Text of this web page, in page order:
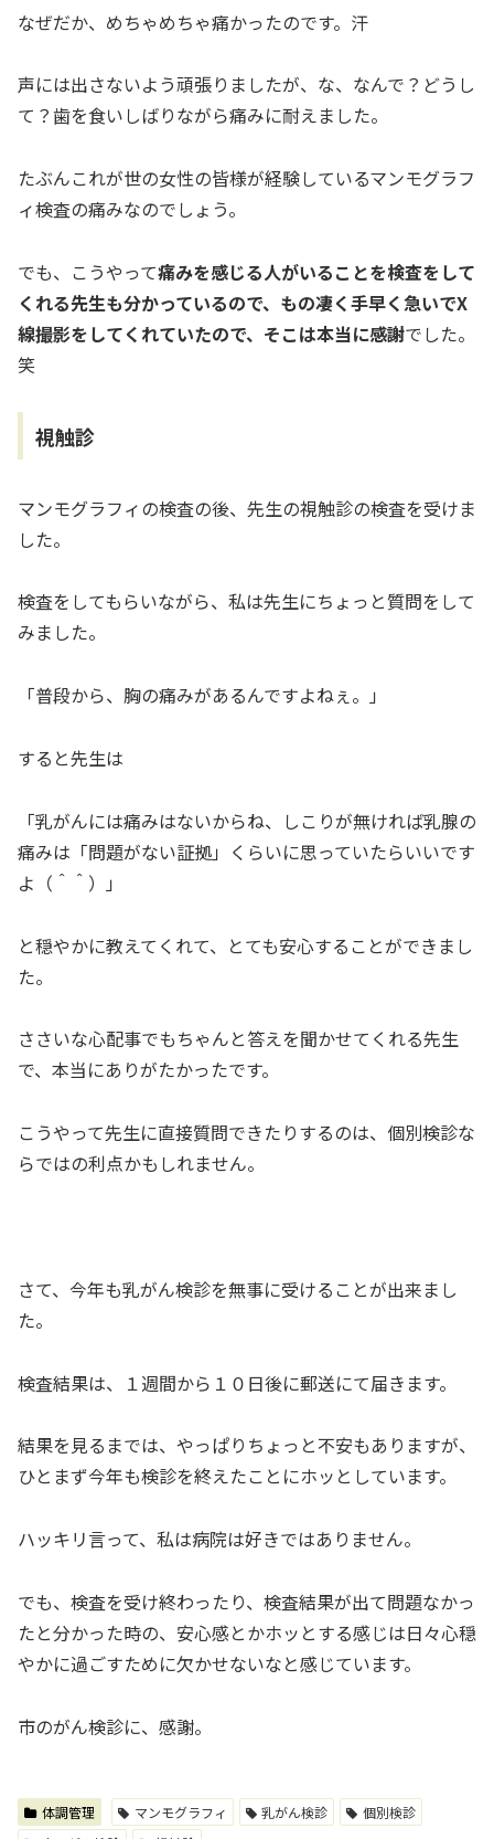
なぜだか、めちゃめちゃ痛かったのです。汗
声には出さないよう頑張りましたが、な、なんで？どうし
て？歯を食いしばりながら痛みに耐えました。
たぶんこれが世の女性の皆様が経験しているマンモグラフ
ィ検査の痛みなのでしょう。
でも、こうやって痛みを感じる人がいることを検査をして
くれる先生も分かっているので、もの凄く手早く急いでX
線撮影をしてくれていたので、そこは本当に感謝でした。
笑
視触診
マンモグラフィの検査の後、先生の視触診の検査を受けま
した。
検査をしてもらいながら、私は先生にちょっと質問をして
みました。
「普段から、胸の痛みがあるんですよねぇ。」
すると先生は
「乳がんには痛みはないからね、しこりが無ければ乳腺の
痛みは「問題がない証拠」くらいに思っていたらいいです
よ（＾＾）」
と穏やかに教えてくれて、とても安心することができまし
た。
ささいな心配事でもちゃんと答えを聞かせてくれる先生
で、本当にありがたかったです。
こうやって先生に直接質問できたりするのは、個別検診な
らではの利点かもしれません。
さて、今年も乳がん検診を無事に受けることが出来まし
た。
検査結果は、１週間から１０日後に郵送にて届きます。
結果を見るまでは、やっぱりちょっと不安もありますが、
ひとまず今年も検診を終えたことにホッとしています。
ハッキリ言って、私は病院は好きではありません。
でも、検査を受け終わったり、検査結果が出て問題なかっ
たと分かった時の、安心感とかホッとする感じは日々心穏
やかに過ごすために欠かせないなと感じています。
市のがん検診に、感謝。
体調管理 マンモグラフィ 乳がん検診
個別検診